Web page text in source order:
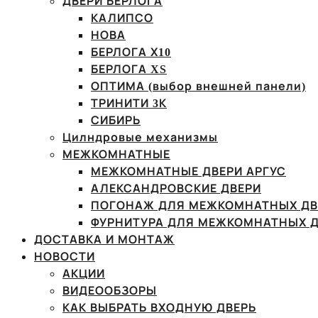
КАЛИПСО
НОВА
БЕРЛОГА Х10
БЕРЛОГА XS
ОПТИМА (выбор внешней панели)
ТРИНИТИ 3К
СИБИРЬ
Цилндровые механизмы
МЕЖКОМНАТНЫЕ
МЕЖКОМНАТНЫЕ ДВЕРИ АРГУС
АЛЕКСАНДРОВСКИЕ ДВЕРИ
ПОГОНАЖ ДЛЯ МЕЖКОМНАТНЫХ
ФУРНИТУРА ДЛЯ МЕЖКОМНАТНЫХ
ДОСТАВКА И МОНТАЖ
НОВОСТИ
АКЦИИ
ВИДЕООБЗОРЫ
КАК ВЫБРАТЬ ВХОДНУЮ ДВЕРЬ